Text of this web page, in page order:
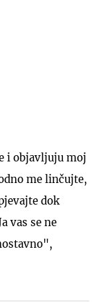
i objavljuju moj
me linčujte,
dok
vas se ne